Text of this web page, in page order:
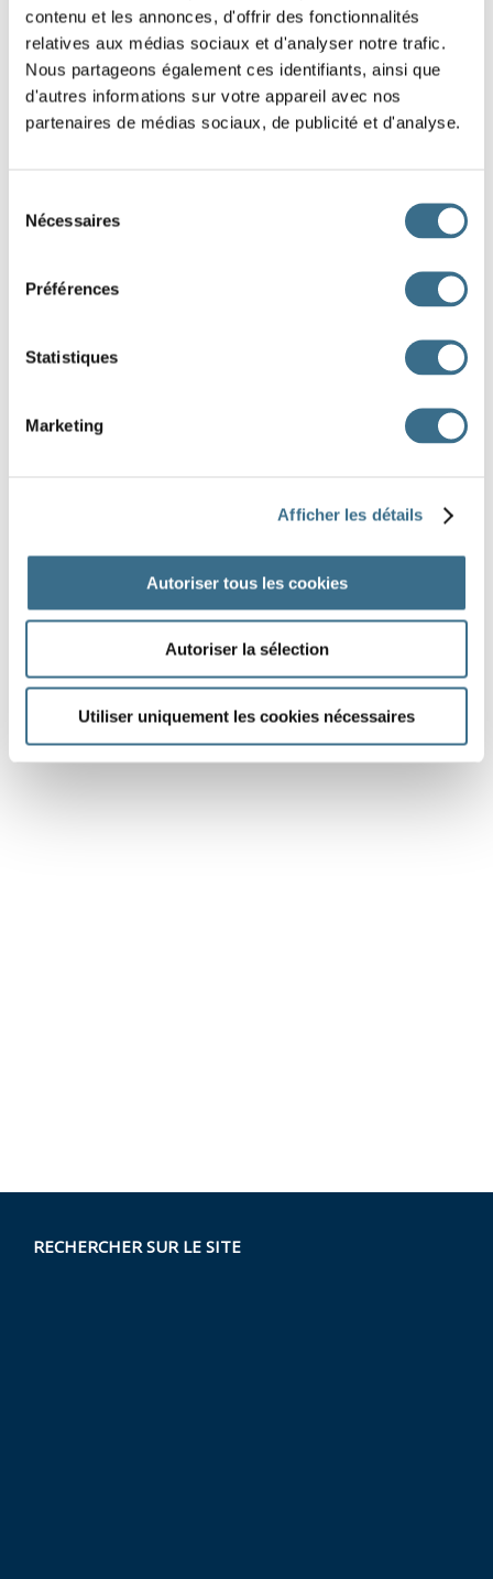
contenu et les annonces, d'offrir des fonctionnalités
relatives aux médias sociaux et d'analyser notre trafic.
Nous partageons également ces identifiants, ainsi que
d'autres informations sur votre appareil avec nos
partenaires de médias sociaux, de publicité et d'analyse.
Nécessaires
Préférences
Statistiques
Marketing
Afficher les détails
Autoriser tous les cookies
Autoriser la sélection
Utiliser uniquement les cookies nécessaires
DONE!
See the preparation for this dictation
RECHERCHER SUR LE SITE